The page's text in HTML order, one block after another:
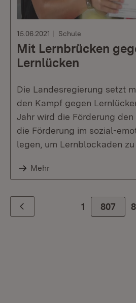
15.06.2021 Schule
Mit Lernbrücken
Lernlücken
Die Landesregierung setzt
den Kampf gegen
Jahr wird die Förderung
die Förderung im sozial-
legen, um Lernblockaden zu
Mehr
Zurück 1 807